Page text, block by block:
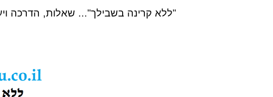
"ללא קרינה בשבילך"... שאלות, הדרכה ויעוץ בתשלום